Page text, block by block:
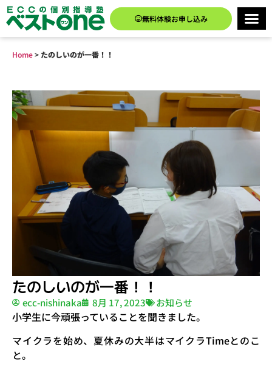
無料体験お申し込み
Home> たのしいのが一番！！
たのしいのが一番！！
ecc-nishinaka 8月 17, 2023 お知らせ
小学生に今頑張っていることを聞きました。
マイクラを始め、夏休みの大半はマイクラTimeとのこ
と。